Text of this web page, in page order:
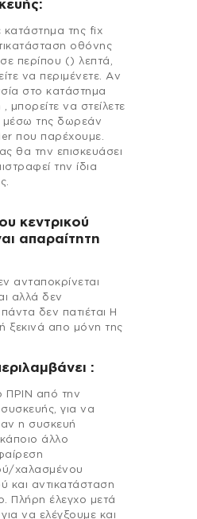
κατάστημα της fix
οθόνης
περίπου () λεπτά,
να περιμένετε. Αν
στο κατάστημα
, μπορείτε να στείλετε
μέσω της δωρεάν
που παρέχουμε.
θα την επισκευάσει
την ίδια
κεντρικού
απαραίτητη
ανταποκρίνεται
αλλά δεν
δεν πατιέται Η
ξεκινά απο μόνη της
:
ΠΡΙΝ από την
συσκευής, για να
η συσκευή
άλλο
χαλασμένου
και αντικατάσταση
Πλήρη έλεγχο μετά
να ελέγξουμε και